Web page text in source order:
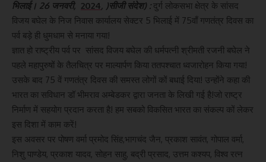
भिलाई। 26 जनवरी, 2024 , )सीजी संदेश) :दुर्ग लोकसभा क्षेत्र के सांसद
विजय बघेल के निज निवास कार्यालय सेक्टर 5 भिलाई में 75वाँ गणतंत्र दिवस का
पर्व बड़े ही धुमधाम से मनाया गया!
ज्ञात हो राष्ट्रीय पर्व पर सांसद विजय बघेल की धर्मपत्नी श्रीमती रजनी बघेल ने
पहले महापुरुषों के तैलचित्र पर माल्यार्पण किया ततपश्चात ध्वजारोहन किया गया!
उसके बाद 75 वें गणतंत्र दिवस की समस्त लोगों कों बधाई दिया! उन्होंने कहा की
भारत का सविधान डॉ भीमराव अम्बेडकर द्वारा जनता के लिखी गई है!जो राष्ट्र
निर्माण में सहयोग प्रदान करता है! हम सबको विकसित भारत का संकल्प कों लेकर
इस दिशा में काम करें!
इस अवसर पर पोषण वर्मा प्रमोद सिंह,भागचंद जैन, प्रकाश सावंत, गोपाल वर्मा,
निशु पाण्डेय, प्रकाश यादव, सोहन साहु, बद्री प्रसाद, उत्तम कश्यप, विश्व रत्न